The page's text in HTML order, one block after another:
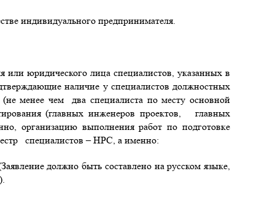
индивидуального предпринимателя.
юридического лица специалистов, указанных в
наличие у специалистов должностных
(не менее чем два специалиста по месту основной
(главных инженеров проектов, главных
организацию выполнения работ по подготовке
специалистов – НРС, а именно:
должно быть составлено на русском языке,